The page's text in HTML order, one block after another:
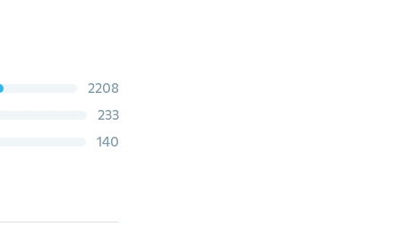
2208
233
140